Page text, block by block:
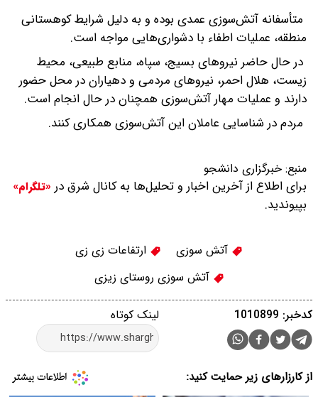
متأسفانه آتش‌سوزی عمدی بوده و به دلیل شرایط کوهستانی
منطقه، عملیات اطفاء با دشواری‌هایی مواجه است.
در حال حاضر نیروهای بسیج، سپاه، منابع طبیعی، محیط
زیست، هلال احمر، نیروهای مردمی و دهیاران در محل حضور
دارند و عملیات مهار آتش‌سوزی همچنان در حال انجام است.
مردم در شناسایی عاملان این آتش‌سوزی همکاری کنند.
منبع: خبرگزاری دانشجو
برای اطلاع از آخرین اخبار و تحلیل‌ها به کانال شرق در «تلگرام»
بپیوندید.
آتش سوزی
ارتفاعات زی زی
آتش سوزی روستای زیزی
لینک کوتاه کدخبر: 1010899
از کارزارهای زیر حمایت کنید: